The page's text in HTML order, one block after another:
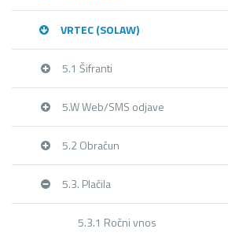
VRTEC (SOLAW)
5.1 Šifranti
5.W Web/SMS odjave
5.2 Obračun
5.3. Plačila
5.3.1 Ročni vnos